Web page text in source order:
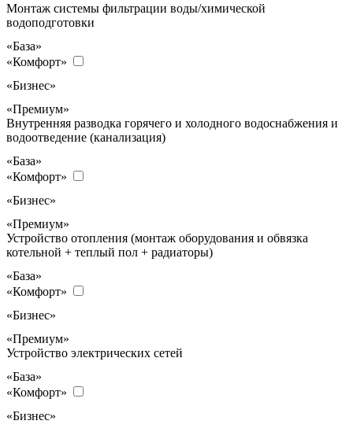
Монтаж системы фильтрации воды/химической
водоподготовки
«База»
«Комфорт»
«Бизнес»
«Премиум»
Внутренняя разводка горячего и холодного водоснабжения и
водоотведение (канализация)
«База»
«Комфорт»
«Бизнес»
«Премиум»
Устройство отопления (монтаж оборудования и обвязка
котельной + теплый пол + радиаторы)
«База»
«Комфорт»
«Бизнес»
«Премиум»
Устройство электрических сетей
«База»
«Комфорт»
«Бизнес»